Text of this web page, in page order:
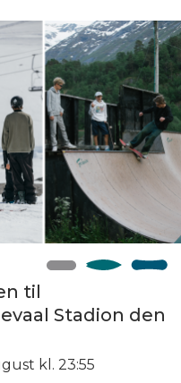
til
Stadion den
kl. 23:55